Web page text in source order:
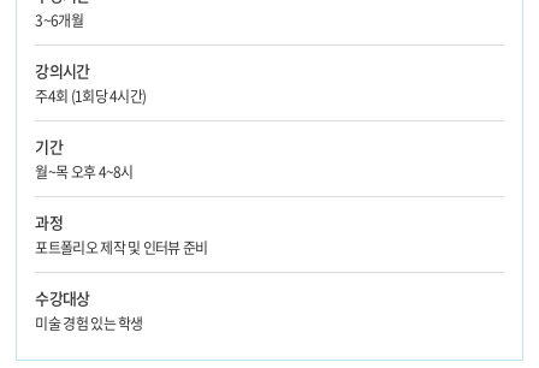
3~6개월
강의시간
주4회 (1회당 4시간)
기간
월~목 오후 4~8시
과정
포트폴리오 제작 및 인터뷰 준비
수강대상
미술 경험 있는 학생